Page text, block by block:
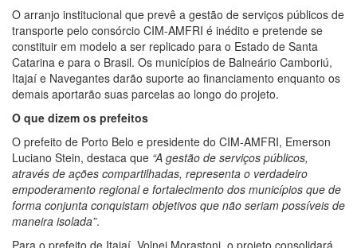
O arranjo institucional que prevê a gestão de serviços públicos de
transporte pelo consórcio CIM-AMFRI é inédito e pretende se
constituir em modelo a ser replicado para o Estado de Santa
Catarina e para o Brasil. Os municípios de Balneário Camboriú,
Itajaí e Navegantes darão suporte ao financiamento enquanto os
demais aportarão suas parcelas ao longo do projeto.
O que dizem os prefeitos
O prefeito de Porto Belo e presidente do CIM-AMFRI, Emerson
Luciano Stein, destaca que “A gestão de serviços públicos,
através de ações compartilhadas, representa o verdadeiro
empoderamento regional e fortalecimento dos municípios que de
forma conjunta conquistam objetivos que não seriam possíveis de
maneira isolada”.